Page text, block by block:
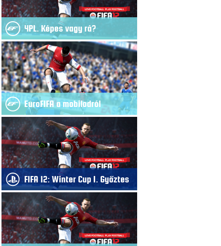
4PL. Képes vagy rá?
EuroFIFA a mobilodról
FIFA 12: Winter Cup I. Győztes